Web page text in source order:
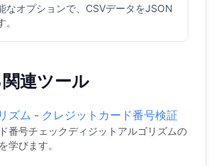
なオプションで、CSVデータをJSON
連ツール
ズム - クレジットカード番号検証
番号チェックディジットアルゴリズムの
学びます。